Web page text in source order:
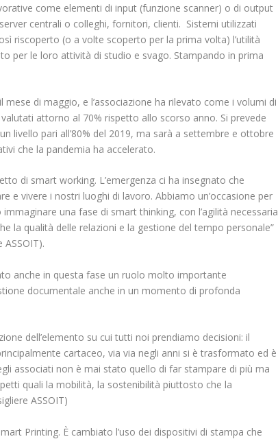
come elementi di input (funzione scanner) o di output
centrali o colleghi, fornitori, clienti. Sistemi utilizzati
riscoperto (o a volte scoperto per la prima volta) l’utilità
per le loro attività di studio e svago. Stampando in prima
di maggio, e l’associazione ha rilevato come i volumi di
attorno al 70% rispetto allo scorso anno. Si prevede
livello pari all’80% del 2019, ma sarà a settembre e ottobre
che la pandemia ha accelerato.
di smart working. L’emergenza ci ha insegnato che
e vivere i nostri luoghi di lavoro. Abbiamo un’occasione per
una fase di smart thinking, con l’agilità necessaria
la qualità delle relazioni e la gestione del tempo personale”
anche in questa fase un ruolo molto importante
documentale anche in un momento di profonda
dell’elemento su cui tutti noi prendiamo decisioni: il
cartaceo, via via negli anni si è trasformato ed è
associati non è mai stato quello di far stampare di più ma
quali la mobilità, la sostenibilità piuttosto che la
ASSOIT)
Printing. È cambiato l’uso dei dispositivi di stampa che